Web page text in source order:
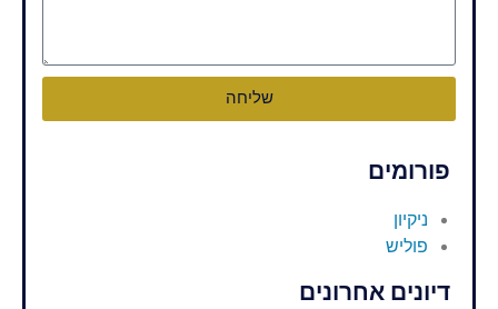
שליחה
פורומים
ניקיון
פוליש
דיונים אחרונים